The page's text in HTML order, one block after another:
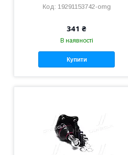
19291153742-omg
341 ₴
В наявності
Купити